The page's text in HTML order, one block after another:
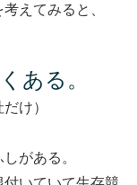
えてみると、
ある。
け）
がある。